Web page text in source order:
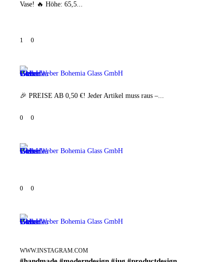
Vase! 🔥 Höhe: 65,5...
1 0
Weber Bohemia Glass GmbH
🎉 PREISE AB 0,50 €! Jeder Artikel muss raus –...
0 0
Weber Bohemia Glass GmbH
0 0
Weber Bohemia Glass GmbH
WWW.INSTAGRAM.COM